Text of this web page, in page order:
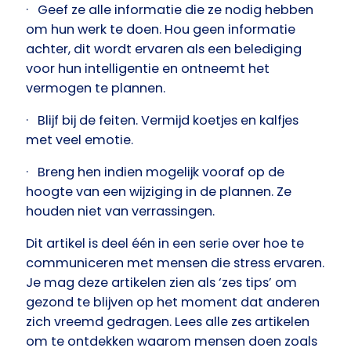
· Geef ze alle informatie die ze nodig hebben
om hun werk te doen. Hou geen informatie
achter, dit wordt ervaren als een belediging
voor hun intelligentie en ontneemt het
vermogen te plannen.
· Blijf bij de feiten. Vermijd koetjes en kalfjes
met veel emotie.
· Breng hen indien mogelijk vooraf op de
hoogte van een wijziging in de plannen. Ze
houden niet van verrassingen.
Dit artikel is deel één in een serie over hoe te
communiceren met mensen die stress ervaren.
Je mag deze artikelen zien als ‘zes tips’ om
gezond te blijven op het moment dat anderen
zich vreemd gedragen. Lees alle zes artikelen
om te ontdekken waarom mensen doen zoals